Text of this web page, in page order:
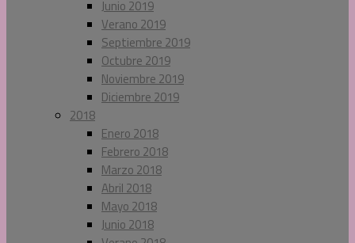
Junio 2019
Verano 2019
Septiembre 2019
Octubre 2019
Noviembre 2019
Diciembre 2019
2018
Enero 2018
Febrero 2018
Marzo 2018
Abril 2018
Mayo 2018
Junio 2018